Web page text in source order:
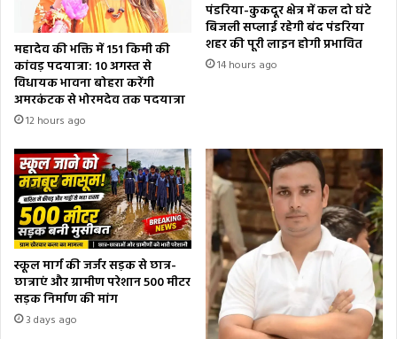
महादेव की भक्ति में 151 किमी की
कांवड़ पदयात्रा: 10 अगस्त से
विधायक भावना बोहरा करेंगी
अमरकंटक से भोरमदेव तक पदयात्रा
12 hours ago
पंडरिया-कुकदूर क्षेत्र में कल दो घंटे
बिजली सप्लाई रहेगी बंद पंडरिया
शहर की पूरी लाइन होगी प्रभावित
14 hours ago
स्कूल मार्ग की जर्जर सड़क से छात्र-
छात्राएं और ग्रामीण परेशान 500 मीटर
सड़क निर्माण की मांग
3 days ago